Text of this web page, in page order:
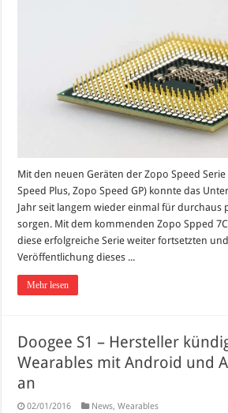
Mit den neuen Geräten der Zopo Speed
Speed Plus, Zopo Speed GP) konnte das
Jahr seit langem wieder einmal für durchaus
sorgen. Mit dem kommenden Zopo Spped
diese erfolgreiche Serie weiter fortsetzten
Veröffentlichung dieses ...
Mehr lesen
Doogee S1 – Hersteller
Wearables mit Android und
an
02/01/2016 News,Wearables